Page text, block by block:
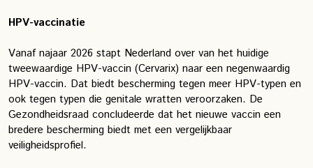
HPV-vaccinatie
Vanaf najaar 2026 stapt Nederland over van het huidige
tweewaardige HPV-vaccin (Cervarix) naar een negenwaardig
HPV-vaccin. Dat biedt bescherming tegen meer HPV-typen en
ook tegen typen die genitale wratten veroorzaken. De
Gezondheidsraad concludeerde dat het nieuwe vaccin een
bredere bescherming biedt met een vergelijkbaar
veiligheidsprofiel.